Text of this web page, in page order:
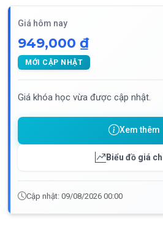
Giá hôm nay
949,000 ₫
MỚI CẬP NHẬT
Giá khóa học vừa được cập nhật.
Xem thêm
Biểu đồ giá
Cập nhật: 09/08/2026 00:00